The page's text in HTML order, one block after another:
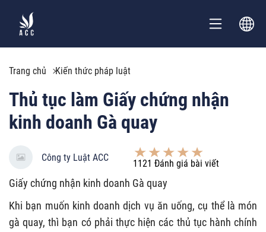
Trang chủ Kiến thức pháp luật
Thủ tục làm Giấy chứng nhận
kinh doanh Gà quay
Công ty Luật ACC
1121 Đánh giá bài viết
Giấy chứng nhận kinh doanh Gà quay
Khi bạn muốn kinh doanh dịch vụ ăn uống, cụ thể là món
gà quay, thì bạn có phải thực hiện các thủ tục hành chính